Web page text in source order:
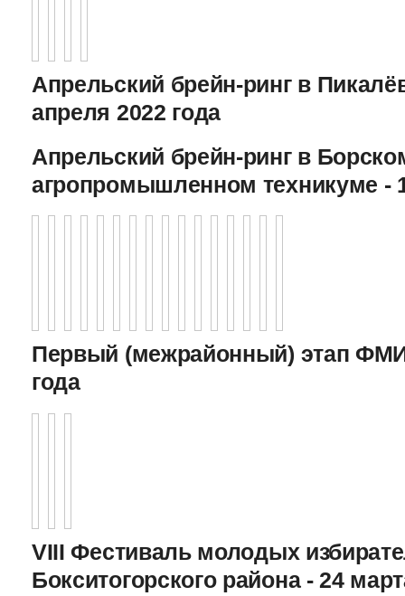
Апрельский брейн-ринг в
апреля 2022 года
Апрельский брейн-ринг в
агропромышленном техникуме -
Первый (межрайонный) этап
года
VIII Фестиваль молодых
Бокситогорского района - 24